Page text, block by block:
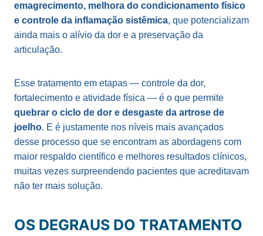
emagrecimento, melhora do condicionamento físico
e controle da inflamação sistêmica, que potencializam
ainda mais o alívio da dor e a preservação da
articulação.
Esse tratamento em etapas — controle da dor,
fortalecimento e atividade física — é o que permite
quebrar o ciclo de dor e desgaste da artrose de
joelho. E é justamente nos níveis mais avançados
desse processo que se encontram as abordagens com
maior respaldo científico e melhores resultados clínicos,
muitas vezes surpreendendo pacientes que acreditavam
não ter mais solução.
OS DEGRAUS DO TRATAMENTO